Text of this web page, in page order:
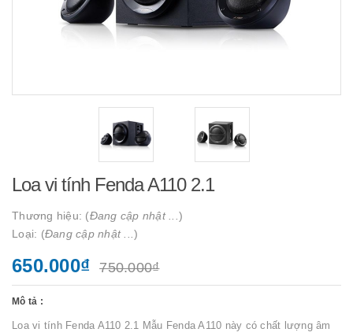
Loa vi tính Fenda A110 2.1
Thương hiệu: (Đang cập nhật ... )
Loại: (Đang cập nhật ... )
650.000₫ 750.000₫
Mô tả :
Loa vi tính Fenda A110 2.1 Mẫu Fenda A110 này có chất lượng âm